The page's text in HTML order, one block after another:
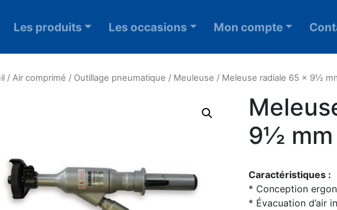
Les produits Les occasions Mon compte
/Air comprimé / Outillage pneumatique / Meuleuse / Meleuse radiale 65 x 9½
9½ mm
Caractéristiques :
* Conception
* Évacuation d’air